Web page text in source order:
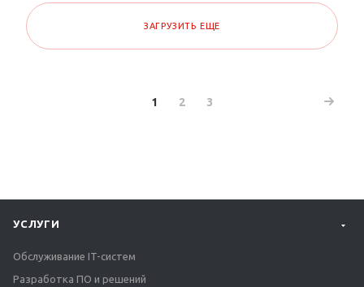
ЗАГРУЗИТЬ ЕЩЕ
1 2 3
УСЛУГИ
Обслуживание IT-систем
Разработка ПО и решений